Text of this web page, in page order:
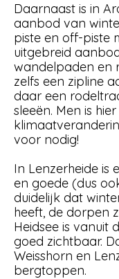
Daarnaast is in
aanbod van
piste en off-piste
uitgebreid
wandelpaden en
zelfs een zipline
daar een
sleeën. Men is
voor nodig!
In Lenzerheide is
en goede (dus
duidelijk dat
heeft, de dorpen
Heidsee is vanuit
goed zichtbaar.
Weisshorn en
bergtoppen.